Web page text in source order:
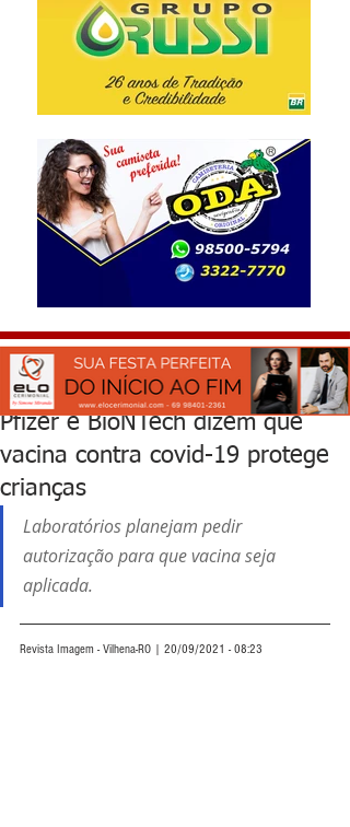
Pfizer e BioNTech dizem que
vacina contra covid-19 protege
crianças
Laboratórios planejam pedir
autorização para que vacina seja
aplicada.
Revista Imagem - Vilhena-RO | 20/09/2021 - 08:23